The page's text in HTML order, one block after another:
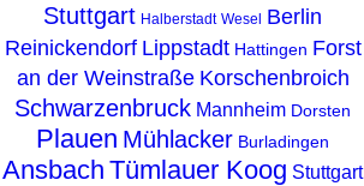
Stuttgart Halberstadt Wesel Berlin
Reinickendorf Lippstadt Hattingen Forst
an der Weinstraße Korschenbroich
Schwarzenbruck Mannheim Dorsten
Plauen Mühlacker Burladingen
Ansbach Tümlauer Koog Stuttgart